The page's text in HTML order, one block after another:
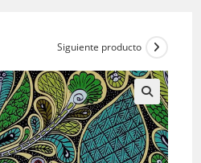
Siguiente producto